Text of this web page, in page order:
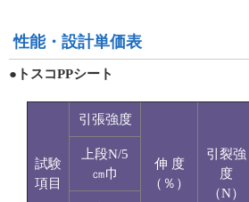
性能・設計単価表
●トスコPPシート
試験
項目
引張強度
伸 度
（％）
引裂強
度
（N）
上段N/5
㎝巾